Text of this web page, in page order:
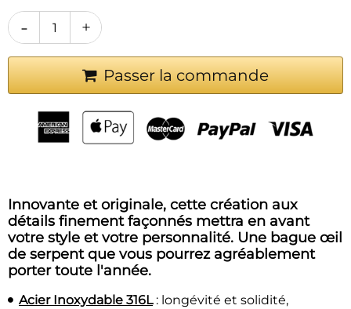
+
-
Passer la commande
Innovante et originale, cette création aux
détails finement façonnés mettra en avant
votre style et votre personnalité. Une bague œil
de serpent que vous pourrez agréablement
porter toute l'année.
Acier Inoxydable 316L: longévité et solidité,